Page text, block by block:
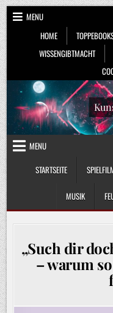
Skip
to
content
MENU
HOME
WISSENGIBTMACHT
MENU
STARTSEITE
MUSIK
„Such dir
– warum